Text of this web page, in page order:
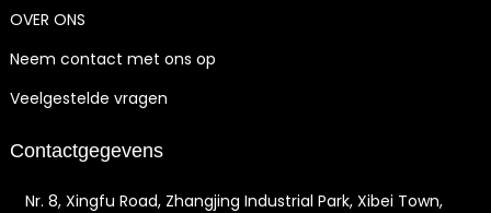
OVER ONS
Neem contact met ons op
Veelgestelde vragen
Contactgegevens
Nr. 8, Xingfu Road, Zhangjing Industrial Park, Xibei Town,